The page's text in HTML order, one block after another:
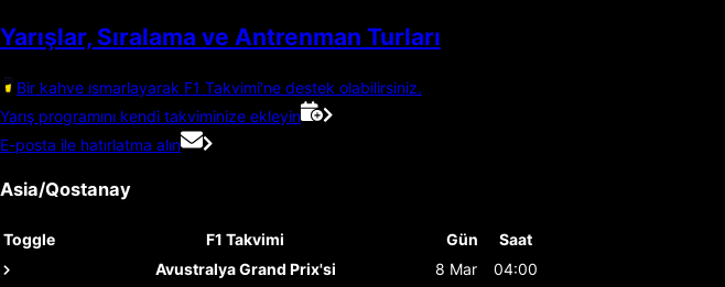
Yarışlar, Sıralama ve Antrenman Turları
Bir kahve ısmarlayarak F1 Takvimi'ne destek olabilirsiniz.
Yarış programını kendi takviminize ekleyin
E-posta ile hatırlatma alın
Asia/Qostanay
Toggle F1 Takvimi Gün
Saat
Avustralya Grand Prix'si
8 Mar
04:00